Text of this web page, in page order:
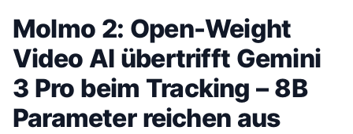
Molmo 2: Open-Weight
Video AI übertrifft Gemini
3 Pro beim Tracking – 8B
Parameter reichen aus